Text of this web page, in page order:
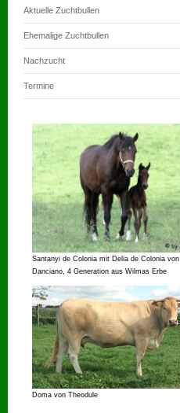
Aktuelle Zuchtbullen
Ehemalige Zuchtbullen
Nachzucht
Termine
Santanyi de Colonia mit Delia de Colonia von
Danciano, 4 Generation aus Wilmas Erbe
Doma von Theodule